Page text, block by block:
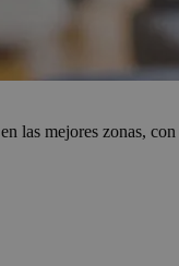
las mejores zonas, con